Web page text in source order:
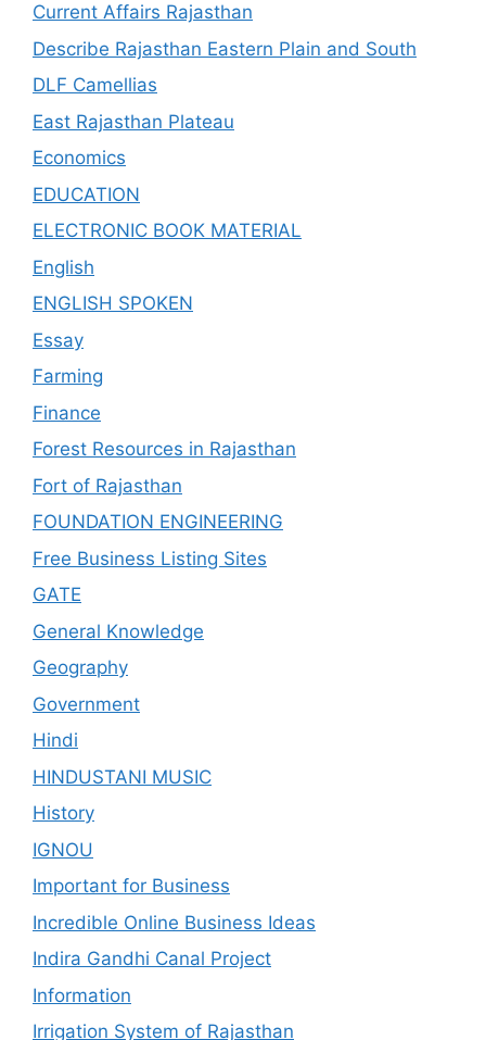
Current Affairs Rajasthan
Describe Rajasthan Eastern Plain and South
DLF Camellias
East Rajasthan Plateau
Economics
EDUCATION
ELECTRONIC BOOK MATERIAL
English
ENGLISH SPOKEN
Essay
Farming
Finance
Forest Resources in Rajasthan
Fort of Rajasthan
FOUNDATION ENGINEERING
Free Business Listing Sites
GATE
General Knowledge
Geography
Government
Hindi
HINDUSTANI MUSIC
History
IGNOU
Important for Business
Incredible Online Business Ideas
Indira Gandhi Canal Project
Information
Irrigation System of Rajasthan